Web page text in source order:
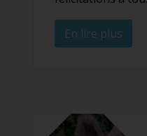
En lire plus